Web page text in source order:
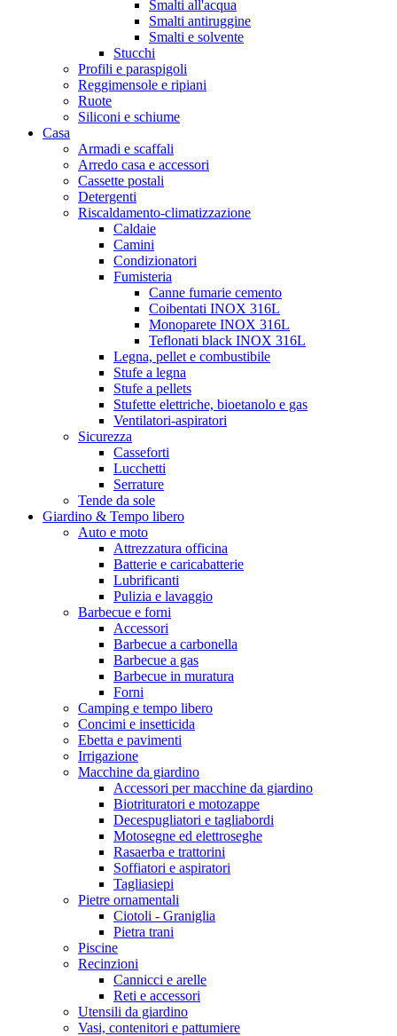
Smalti all'acqua
Smalti antiruggine
Smalti e solvente
Stucchi
Profili e paraspigoli
Reggimensole e ripiani
Ruote
Siliconi e schiume
Casa
Armadi e scaffali
Arredo casa e accessori
Cassette postali
Detergenti
Riscaldamento-climatizzazione
Caldaie
Camini
Condizionatori
Fumisteria
Canne fumarie cemento
Coibentati INOX 316L
Monoparete INOX 316L
Teflonati black INOX 316L
Legna, pellet e combustibile
Stufe a legna
Stufe a pellets
Stufette elettriche, bioetanolo e gas
Ventilatori-aspiratori
Sicurezza
Casseforti
Lucchetti
Serrature
Tende da sole
Giardino & Tempo libero
Auto e moto
Attrezzatura officina
Batterie e caricabatterie
Lubrificanti
Pulizia e lavaggio
Barbecue e forni
Accessori
Barbecue a carbonella
Barbecue a gas
Barbecue in muratura
Forni
Camping e tempo libero
Concimi e insetticida
Ebetta e pavimenti
Irrigazione
Macchine da giardino
Accessori per macchine da giardino
Biotrituratori e motozappe
Decespugliatori e tagliabordi
Motosegne ed elettroseghe
Rasaerba e trattorini
Soffiatori e aspiratori
Tagliasiepi
Pietre ornamentali
Ciotoli - Graniglia
Pietra trani
Piscine
Recinzioni
Cannicci e arelle
Reti e accessori
Utensili da giardino
Vasi, contenitori e pattumiere